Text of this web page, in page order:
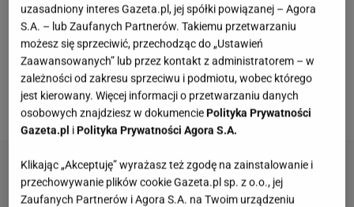
pleskawicę na grillowym ruszcie, uzbrój się w
cierpliwość. Posiekane i wymieszane z przyprawami
mięso powinno się wysłaćdo lodówki na
przynajmniej dobę.Jeśli masz więcej czasu, to
dobrze - może akurat pogoda się poprawi.
uzasadniony interes Gazeta.pl, jej spółki powiązanej – Agora
S.A. – lub Zaufanych Partnerów. Takiemu przetwarzaniu
możesz się sprzeciwić, przechodząc do „Ustawień
Zaawansowanych” lub przez kontakt z administratorem – w
zależności od zakresu sprzeciwu i podmiotu, wobec którego
jest kierowany. Więcej informacji o przetwarzaniu danych
osobowych znajdziesz w dokumenciePolityka Prywatności
Gazeta.pl iPolityka Prywatności Agora S.A.
Klikając „Akceptuję” wyrażasz też zgodę na zainstalowanie i
przechowywanie plików cookie Gazeta.pl sp. z o.o., jej
Zaufanych Partnerów i Agora S.A. na Twoim urządzeniu